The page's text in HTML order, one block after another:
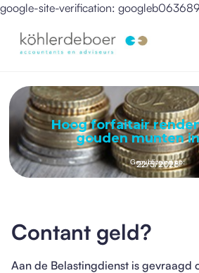
google-site-verification:
Hoog forfaitair
gouden munten
Gepubliceerd op:
22/5/2026
Contant geld?
Aan de Belastingdienst is